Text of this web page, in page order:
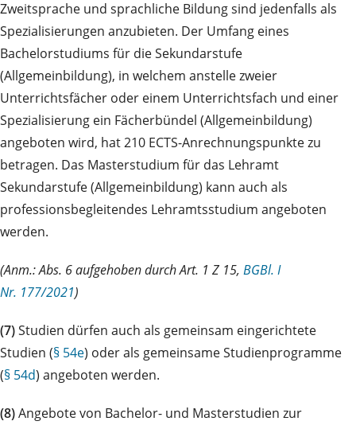
Zweitsprache und sprachliche Bildung sind jedenfalls als
Spezialisierungen anzubieten. Der Umfang eines
Bachelorstudiums für die Sekundarstufe
(Allgemeinbildung), in welchem anstelle zweier
Unterrichtsfächer oder einem Unterrichtsfach und einer
Spezialisierung ein Fächerbündel (Allgemeinbildung)
angeboten wird, hat 210 ECTS-Anrechnungspunkte zu
betragen. Das Masterstudium für das Lehramt
Sekundarstufe (Allgemeinbildung) kann auch als
professionsbegleitendes Lehramtsstudium angeboten
werden.
(Anm.: Abs. 6 aufgehoben durch Art. 1 Z 15, BGBl. I
Nr. 177/2021)
(7)Studien dürfen auch als gemeinsam eingerichtete
Studien (§ 54e) oder als gemeinsame Studienprogramme
(§ 54d) angeboten werden.
(8)Angebote von Bachelor- und Masterstudien zur